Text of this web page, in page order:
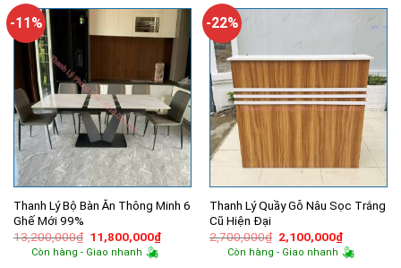
12,060,000₫.
-11%
Thanh Lý Bộ Bàn Ăn Thông Minh 6
Ghế Mới 99%
13,200,000₫ Giá
gốc
là:
11,800,000₫Giá
hiện
Còn hàng - Giao nhanh
-22%
Thanh Lý Quầy Gỗ Nâu Sọc Trắng
Cũ Hiện Đại
2,700,000₫ Giá
gốc
là:
2,100,000₫Giá
hiện
tại
Còn hàng - Giao nhanh